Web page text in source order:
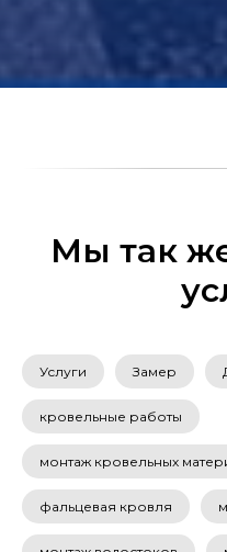
Мы так
Услуги Замер
кровельные работы
монтаж кровельных
фальцевая кровля